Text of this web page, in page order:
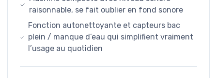
raisonnable, se fait oublier en fond sonore
Fonction autonettoyante et capteurs bac
plein / manque d’eau qui simplifient vraiment
l’usage au quotidien